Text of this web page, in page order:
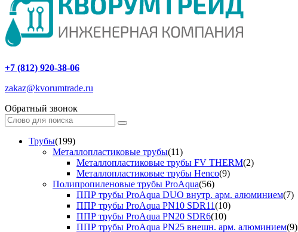
+7 (812) 920-38-06
zakaz@kvorumtrade.ru
Обратный звонок
Трубы(199)
Металлопластиковые трубы(11)
Металлопластиковые трубы FV THERM(2)
Металлопластиковые трубы Henco(9)
Полипропиленовые трубы ProAqua(56)
ППР трубы ProAqua DUO внутр. арм. алюминием(7)
ППР трубы ProAqua PN10 SDR11(10)
ППР трубы ProAqua PN20 SDR6(10)
ППР трубы ProAqua PN25 внешн. арм. алюминием(9)